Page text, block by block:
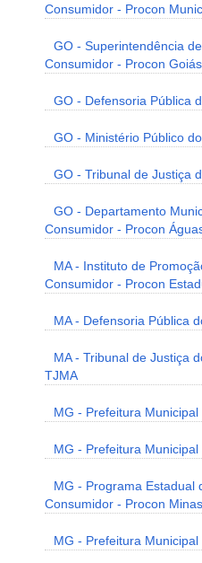
Consumidor - Procon
GO - Superintendência
Consumidor - Procon Goiás
GO - Defensoria Pública
GO - Ministério Público
GO - Tribunal de Justiça
GO - Departamento
Consumidor - Procon
MA - Instituto de
Consumidor - Procon
MA - Defensoria Pública
MA - Tribunal de Justiça
TJMA
MG - Prefeitura
MG - Prefeitura
MG - Programa Estadual
Consumidor - Procon
MG - Prefeitura